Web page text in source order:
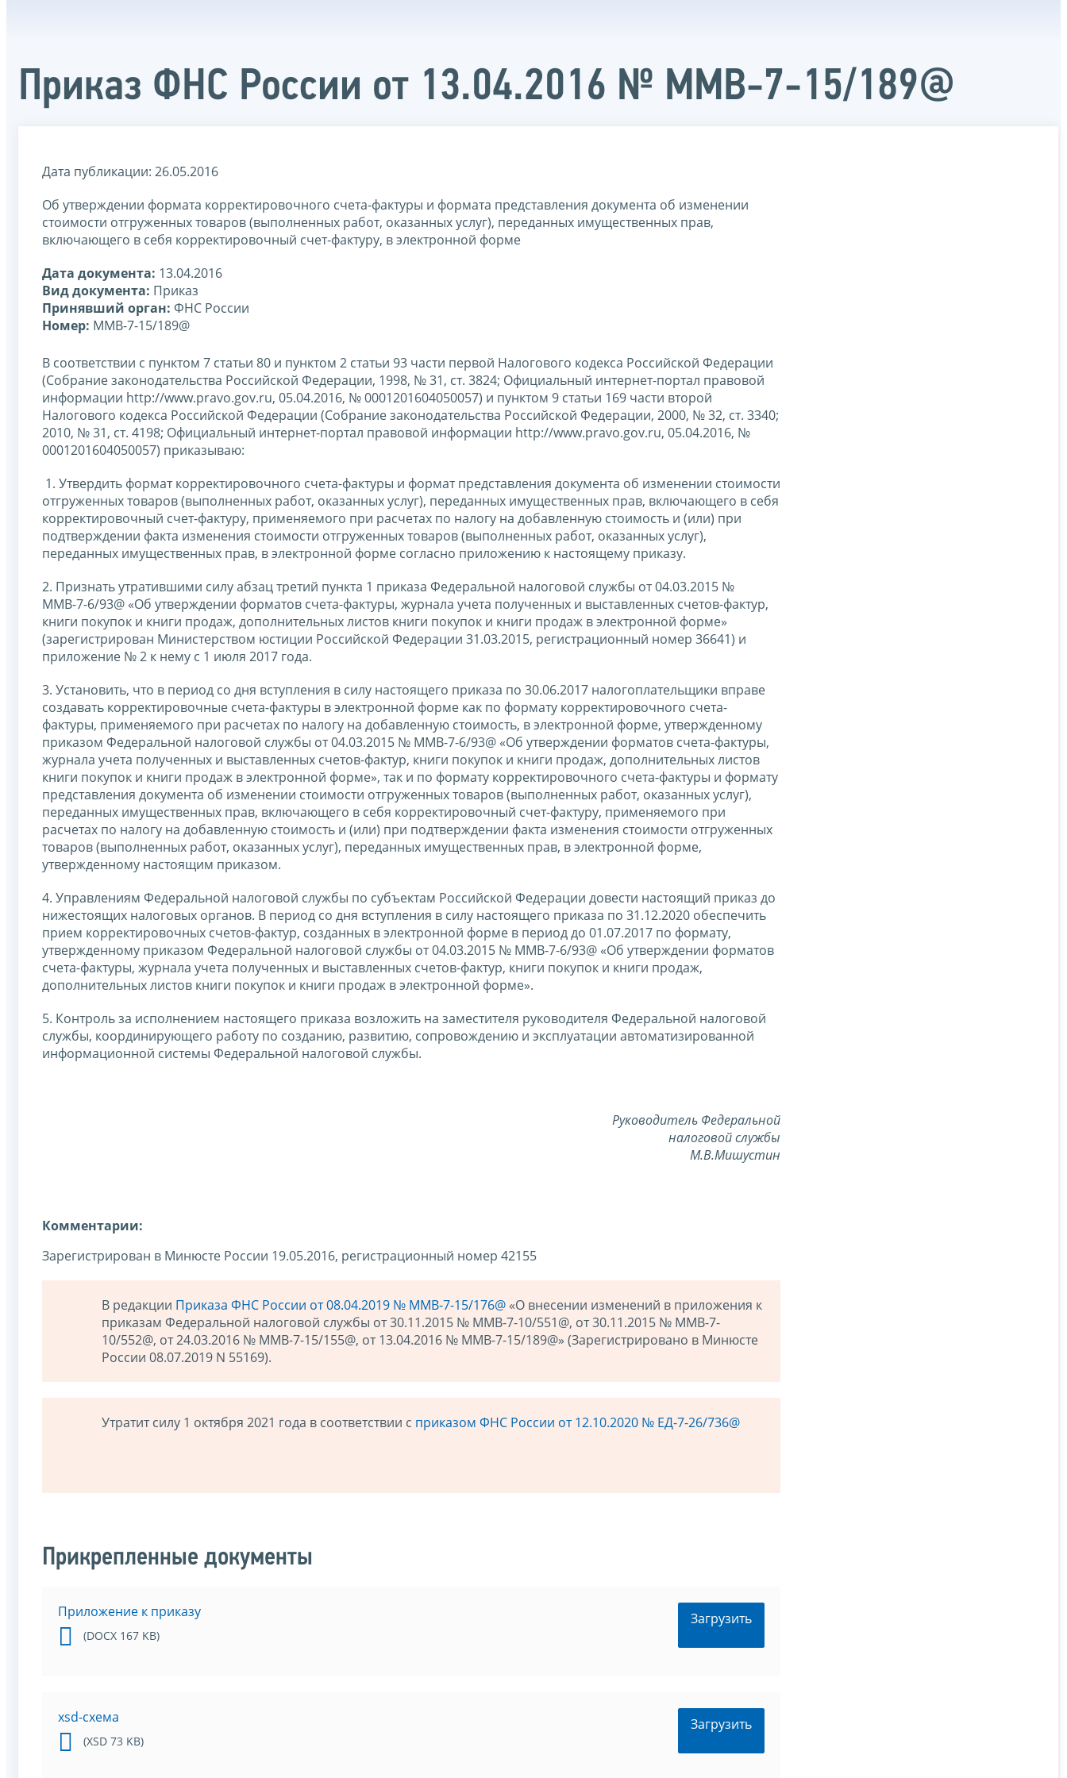
Приказ ФНС России от 13.04.2016 № ММВ-7-15/189@
Дата публикации: 26.05.2016
Об утверждении формата корректировочного счета-фактуры и формата представления документа об изменении
стоимости отгруженных товаров (выполненных работ, оказанных услуг), переданных имущественных прав,
включающего в себя корректировочный счет-фактуру, в электронной форме
Дата документа: 13.04.2016
Вид документа: Приказ
Принявший орган: ФНС России
Номер: ММВ-7-15/189@
В соответствии с пунктом 7 статьи 80 и пунктом 2 статьи 93 части первой Налогового кодекса Российской Федерации
(Собрание законодательства Российской Федерации, 1998, № 31, ст. 3824; Официальный интернет-портал правовой
информации http://www.pravo.gov.ru, 05.04.2016, № 0001201604050057) и пунктом 9 статьи 169 части второй
Налогового кодекса Российской Федерации (Собрание законодательства Российской Федерации, 2000, № 32, ст. 3340;
2010, № 31, ст. 4198; Официальный интернет-портал правовой информации http://www.pravo.gov.ru, 05.04.2016, №
0001201604050057) приказываю:
1. Утвердить формат корректировочного счета-фактуры и формат представления документа об изменении стоимости
отгруженных товаров (выполненных работ, оказанных услуг), переданных имущественных прав, включающего в себя
корректировочный счет-фактуру, применяемого при расчетах по налогу на добавленную стоимость и (или) при
подтверждении факта изменения стоимости отгруженных товаров (выполненных работ, оказанных услуг),
переданных имущественных прав, в электронной форме согласно приложению к настоящему приказу.
2. Признать утратившими силу абзац третий пункта 1 приказа Федеральной налоговой службы от 04.03.2015 №
ММВ-7-6/93@ «Об утверждении форматов счета-фактуры, журнала учета полученных и выставленных счетов-фактур,
книги покупок и книги продаж, дополнительных листов книги покупок и книги продаж в электронной форме»
(зарегистрирован Министерством юстиции Российской Федерации 31.03.2015, регистрационный номер 36641) и
приложение № 2 к нему с 1 июля 2017 года.
3. Установить, что в период со дня вступления в силу настоящего приказа по 30.06.2017 налогоплательщики вправе
создавать корректировочные счета-фактуры в электронной форме как по формату корректировочного счета-
фактуры, применяемого при расчетах по налогу на добавленную стоимость, в электронной форме, утвержденному
приказом Федеральной налоговой службы от 04.03.2015 № ММВ-7-6/93@ «Об утверждении форматов счета-фактуры,
журнала учета полученных и выставленных счетов-фактур, книги покупок и книги продаж, дополнительных листов
книги покупок и книги продаж в электронной форме», так и по формату корректировочного счета-фактуры и формату
представления документа об изменении стоимости отгруженных товаров (выполненных работ, оказанных услуг),
переданных имущественных прав, включающего в себя корректировочный счет-фактуру, применяемого при
расчетах по налогу на добавленную стоимость и (или) при подтверждении факта изменения стоимости отгруженных
товаров (выполненных работ, оказанных услуг), переданных имущественных прав, в электронной форме,
утвержденному настоящим приказом.
4. Управлениям Федеральной налоговой службы по субъектам Российской Федерации довести настоящий приказ до
нижестоящих налоговых органов. В период со дня вступления в силу настоящего приказа по 31.12.2020 обеспечить
прием корректировочных счетов-фактур, созданных в электронной форме в период до 01.07.2017 по формату,
утвержденному приказом Федеральной налоговой службы от 04.03.2015 № ММВ-7-6/93@ «Об утверждении форматов
счета-фактуры, журнала учета полученных и выставленных счетов-фактур, книги покупок и книги продаж,
дополнительных листов книги покупок и книги продаж в электронной форме».
5. Контроль за исполнением настоящего приказа возложить на заместителя руководителя Федеральной налоговой
службы, координирующего работу по созданию, развитию, сопровождению и эксплуатации автоматизированной
информационной системы Федеральной налоговой службы.
Руководитель Федеральной
налоговой службы
М.В.Мишустин
Комментарии:
Зарегистрирован в Минюсте России 19.05.2016, регистрационный номер 42155
В редакции Приказа ФНС России от 08.04.2019 № ММВ-7-15/176@ «О внесении изменений в приложения к
приказам Федеральной налоговой службы от 30.11.2015 № ММВ-7-10/551@, от 30.11.2015 № ММВ-7-
10/552@, от 24.03.2016 № ММВ-7-15/155@, от 13.04.2016 № ММВ-7-15/189@» (Зарегистрировано в Минюсте
России 08.07.2019 N 55169).
Утратит силу 1 октября 2021 года в соответствии с приказом ФНС России от 12.10.2020 № ЕД-7-26/736@
Прикрепленные документы
Приложение к приказу
(DOCX 167 KB)
Загрузить
xsd-схема
(XSD 73 KB)
Загрузить